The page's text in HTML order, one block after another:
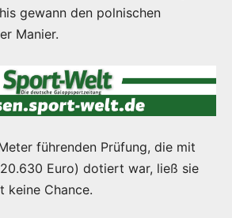
gewann den polnischen
Manier.
führenden Prüfung, die mit
Euro) dotiert war, ließ sie
keine Chance.